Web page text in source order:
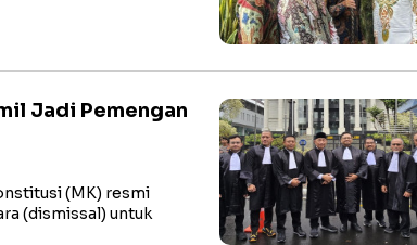
Jadi Pemengan
(MK) resmi
(dismissal) untuk